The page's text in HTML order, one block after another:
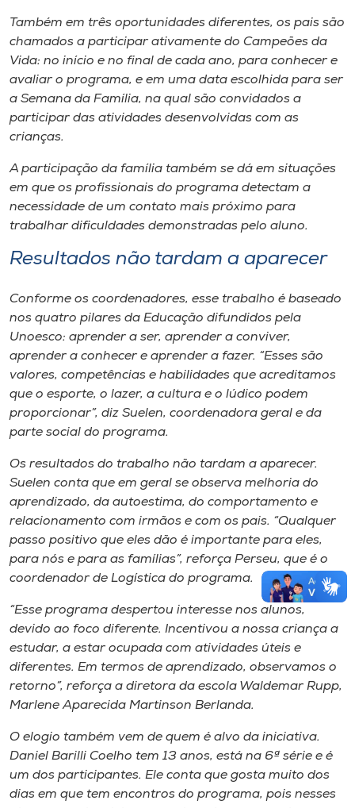
Também em três oportunidades diferentes, os pais são
chamados a participar ativamente do Campeões da
Vida: no início e no final de cada ano, para conhecer e
avaliar o programa, e em uma data escolhida para ser
a Semana da Família, na qual são convidados a
participar das atividades desenvolvidas com as
crianças.
A participação da família também se dá em situações
em que os profissionais do programa detectam a
necessidade de um contato mais próximo para
trabalhar dificuldades demonstradas pelo aluno.
Resultados não tardam a aparecer
Conforme os coordenadores, esse trabalho é baseado
nos quatro pilares da Educação difundidos pela
Unoesco: aprender a ser, aprender a conviver,
aprender a conhecer e aprender a fazer. “Esses são
valores, competências e habilidades que acreditamos
que o esporte, o lazer, a cultura e o lúdico podem
proporcionar”, diz Suelen, coordenadora geral e da
parte social do programa.
Os resultados do trabalho não tardam a aparecer.
Suelen conta que em geral se observa melhoria do
aprendizado, da autoestima, do comportamento e
relacionamento com irmãos e com os pais. “Qualquer
passo positivo que eles dão é importante para eles,
para nós e para as famílias”, reforça Perseu, que é o
coordenador de Logística do programa.
“Esse programa despertou interesse nos alunos,
devido ao foco diferente. Incentivou a nossa criança a
estudar, a estar ocupada com atividades úteis e
diferentes. Em termos de aprendizado, observamos o
retorno”, reforça a diretora da escola Waldemar Rupp,
Marlene Aparecida Martinson Berlanda.
O elogio também vem de quem é alvo da iniciativa.
Daniel Barilli Coelho tem 13 anos, está na 6ª série e é
um dos participantes. Ele conta que gosta muito dos
dias em que tem encontros do programa, pois nesses